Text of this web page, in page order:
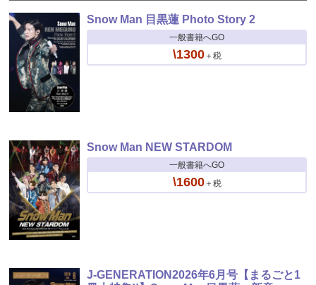
Snow Man 目黒蓮 Photo Story 2
一般書籍へGO
\1300＋税
Snow Man NEW STARDOM
一般書籍へGO
\1600＋税
J-GENERATION2026年6月号【まるごと1